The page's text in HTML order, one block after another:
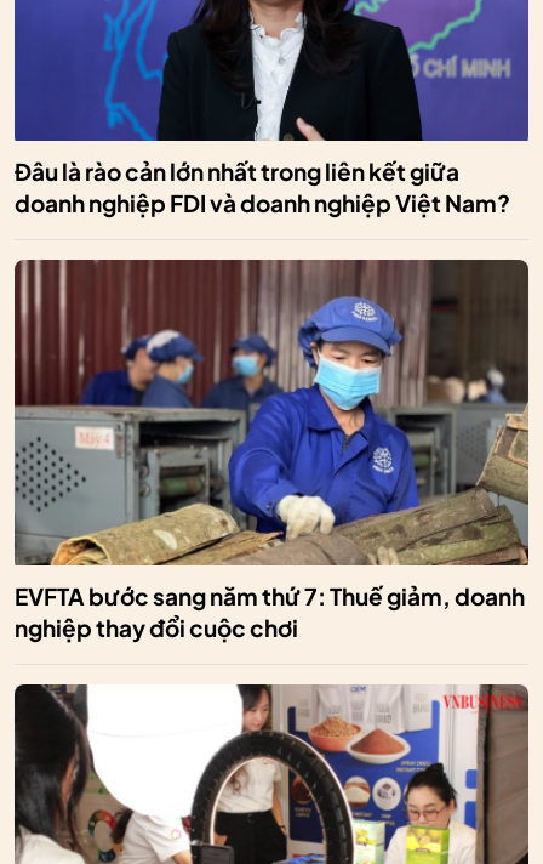
Đâu là rào cản lớn nhất trong liên kết giữa
doanh nghiệp FDI và doanh nghiệp Việt Nam?
EVFTA bước sang năm thứ 7: Thuế giảm, doanh
nghiệp thay đổi cuộc chơi